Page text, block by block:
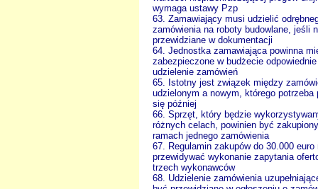
wymaga ustawy Pzp
63. Zamawiający musi udzielić
zamówienia na roboty budowlane, jeśli
przewidziane w dokumentacji
64. Jednostka zamawiająca powinna
zabezpieczone w budżecie
udzielenie zamówień
65. Istotny jest związek między
udzielonym a nowym, którego potrzeba
się później
66. Sprzęt, który będzie
różnych celach, powinien być
ramach jednego zamówienia
67. Regulamin zakupów do 30.000 euro
przewidywać wykonanie zapytania
trzech wykonawców
68. Udzielenie zamówienia